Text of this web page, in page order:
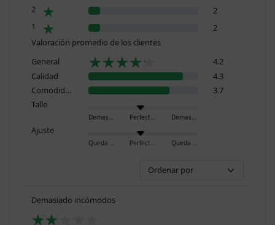
2
2
1
2
Valoración promedio de los clientes
General
4.2
Calidad
4.3
Comodidad
3.7
Talle
Demasiado pequeño Perfecto Demasiado grande
Ajuste
Queda ajustado Perfecto Queda holgado
Demasiado incómodos